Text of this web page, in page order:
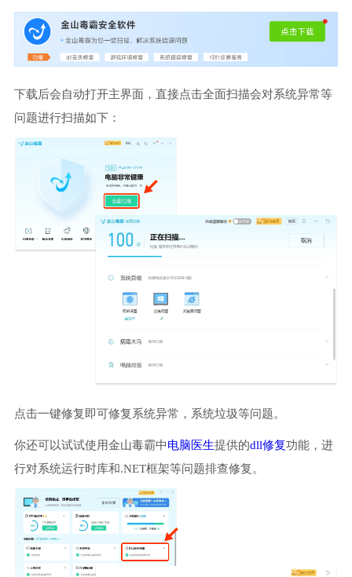
下载后会自动打开主界面，直接点击全面扫描会对系统异常等
问题进行扫描如下：
点击一键修复即可修复系统异常，系统垃圾等问题。
你还可以试试使用金山毒霸中电脑医生提供的dll修复功能，进
行对系统运行时库和.NET框架等问题排查修复。